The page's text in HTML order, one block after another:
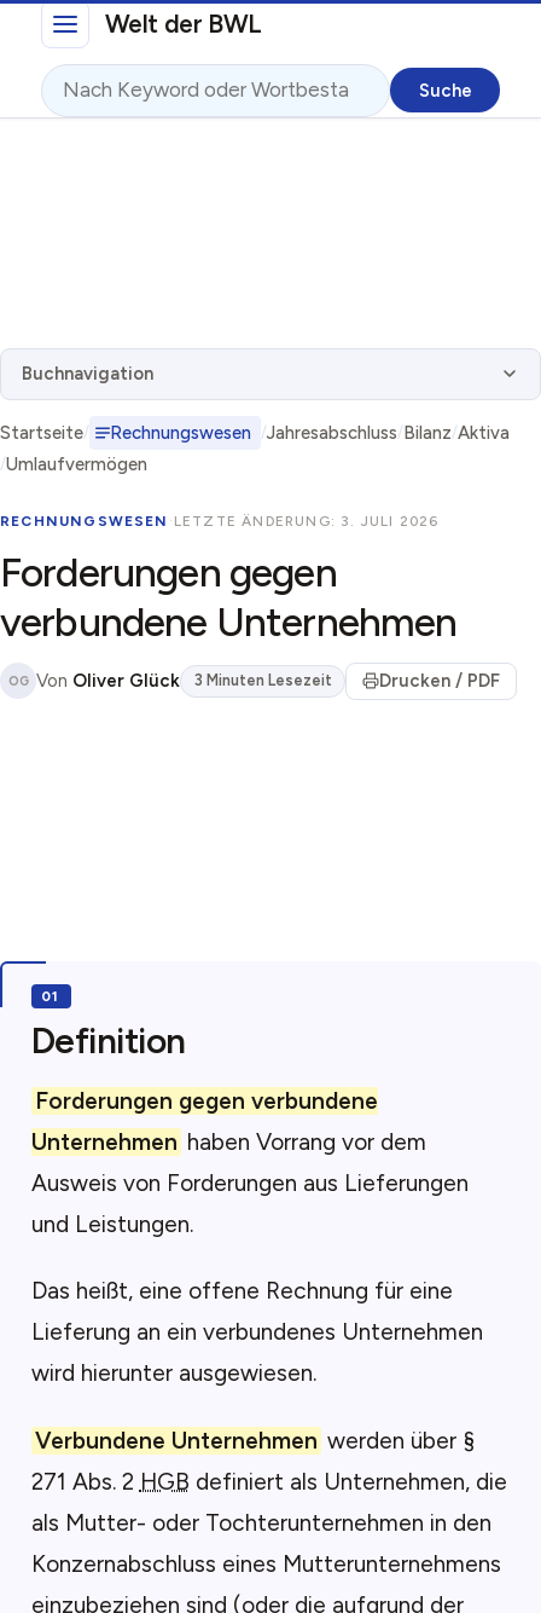
Direkt zum InhaltWelt der BWL
Suche
Buchnavigation
Startseite Rechnungswesen Jahresabschluss Bilanz Aktiva
Umlaufvermögen
RECHNUNGSWESEN · LETZTE ÄNDERUNG: 3. JULI 2026
Forderungen gegen
verbundene Unternehmen
OG Von Oliver Glück 3 Minuten Lesezeit Drucken / PDF
Definition
Forderungen gegen verbundene
Unternehmen haben Vorrang vor dem
Ausweis von Forderungen aus Lieferungen
und Leistungen.
Das heißt, eine offene Rechnung für eine
Lieferung an ein verbundenes Unternehmen
wird hierunter ausgewiesen.
Verbundene Unternehmen werden über §
271 Abs. 2 HGB definiert als Unternehmen, die
als Mutter- oder Tochterunternehmen in den
Konzernabschluss eines Mutterunternehmens
einzubeziehen sind (oder die aufgrund der